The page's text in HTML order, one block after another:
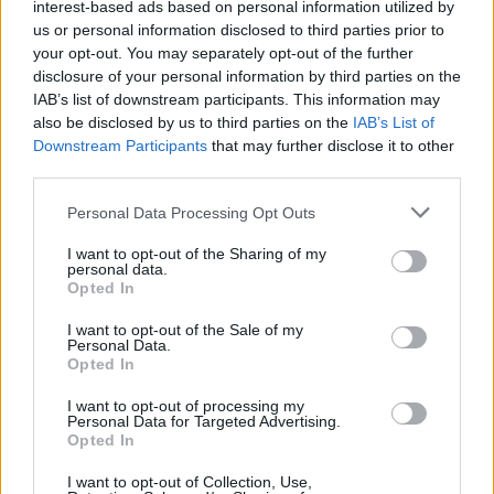
interest-based ads based on personal information utilized by
us or personal information disclosed to third parties prior to
your opt-out. You may separately opt-out of the further
disclosure of your personal information by third parties on the
IAB’s list of downstream participants. This information may
also be disclosed by us to third parties on the IAB’s List of
Downstream Participants that may further disclose it to other
Personal Data Processing Opt Outs
I want to opt-out of the Sharing of my
personal data.
Opted In
I want to opt-out of the Sale of my
Personal Data.
Opted In
I want to opt-out of processing my
Personal Data for Targeted Advertising.
Opted In
I want to opt-out of Collection, Use,
Vritet 20-vjeçarja në
konviktin pranë
Universitetit të Arizonës, i
dyshuari kapet në Berlin
teksa përpiqej të largohej
drejt Indisë
Tajfuni Dolphin godet
Kinën lindore, mbi 1 milion
banorë evakuohen dhe
Shangai përmbytet
Sulme masive me dronë
ukrainas në Rusi,
autoritetet ruse njoftojnë
për 456 mjete të rrëzuara
dhe dy viktima
rihapjen e Hormuzit çojnë
lart çmimet e naftës